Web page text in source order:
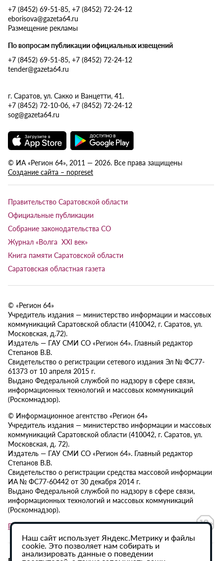
+7 (8452) 69-51-85, +7 (8452) 72-24-12
eborisova@gazeta64.ru
Размещение рекламы
По вопросам публикации официальных извещений
+7 (8452) 69-51-85, +7 (8452) 72-24-12
tender@gazeta64.ru
г. Саратов, ул. Сакко и Ванцетти, 41.
+7 (8452) 72-10-06, +7 (8452) 72-24-12
sog@gazeta64.ru
© ИА «Регион 64», 2011 — 2026. Все права защищены
Создание сайта – nopreset
Правительство Саратовской области
Официальные публикации
Собрание законодательства СО
Журнал «Волга XXI век»
Книга памяти Саратовской области
Саратовская областная газета
© «Регион 64»
Учредитель издания — министерство информации и массовых
коммуникаций Саратовской области (410042, г. Саратов, ул.
Московская, д.72).
Издатель — ГАУ СМИ СО «Регион 64». Главный редактор
Степанов В.В.
Свидетельство о регистрации сетевого издания Эл № ФС77-
61373 от 10 апреля 2015 г.
Выдано Федеральной службой по надзору в сфере связи,
информационных технологий и массовых коммуникаций
(Роскомнадзор).
© Информационное агентство «Регион 64»
Учредитель издания — министерство информации и массовых
коммуникаций Саратовской области (410042, г. Саратов, ул.
Московская, д. 72).
Издатель — ГАУ СМИ СО «Регион 64». Главный редактор
Степанов В.В.
Свидетельство о регистрации средства массовой информации
ИА № ФС77-60442 от 30 декабря 2014 г.
Выдано Федеральной службой по надзору в сфере связи,
информационных технологий и массовых коммуникаций
(Роскомнадзор).
Политика в отношении обработки персональных данных
Наш сайт использует Яндекс.Метрику и файлы
cookie. Это позволяет нам собирать и
анализировать данные о поведении